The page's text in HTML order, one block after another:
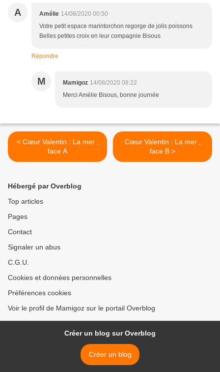
A Amélie 14/08/2020 00:50
Votre petit espace marintorchon regorge de jolis poissons
Belles petites croix en leur compagnie Bisous
Répondre
M Mamigoz 14/08/2020 08:22
Merci Amélie Bisous, bonne journée
< Cœur Valentin : La mer ,
face A
Cœur Valentin : La mer ,
face B >
Hébergé par Overblog
Top articles
Pages
Contact
Signaler un abus
C.G.U.
Cookies et données personnelles
Préférences cookies
Voir le profil de Mamigoz sur le portail Overblog
Créer un blog sur Overblog
Créer un blog